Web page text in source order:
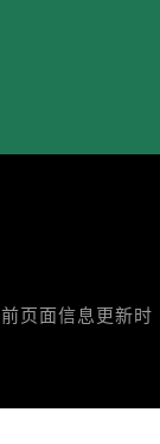
页面信息更新时